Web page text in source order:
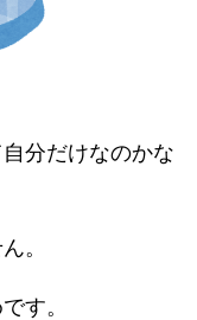
分だけなのかな
。
す。